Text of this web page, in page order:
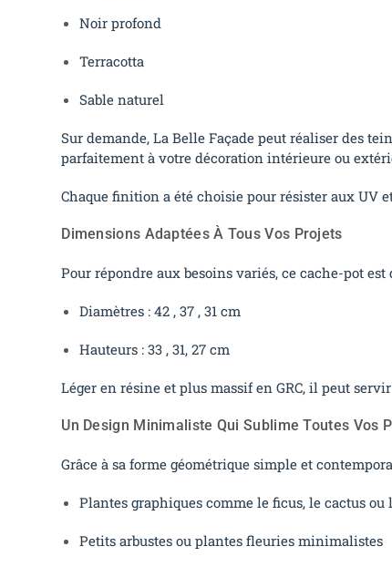
Noir profond
Terracotta
Sable naturel
Sur demande, La Belle Façade peut réaliser des
parfaitement à votre décoration intérieure ou
Chaque finition a été choisie pour résister aux UV
Dimensions Adaptées À Tous Vos Projets
Pour répondre aux besoins variés, ce cache-pot
Diamètres : 42 , 37 , 31 cm
Hauteurs : 33 , 31, 27 cm
Léger en résine et plus massif en GRC, il peut
Un Design Minimaliste Qui Sublime Toutes Vos
Grâce à sa forme géométrique simple et
Plantes graphiques comme le ficus, le cactus ou
Petits arbustes ou plantes fleuries minimalistes